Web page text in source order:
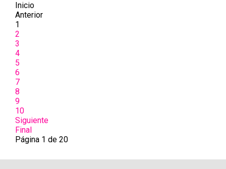
Inicio
Anterior
1
2
3
4
5
6
7
8
9
10
Siguiente
Final
Página 1 de 20